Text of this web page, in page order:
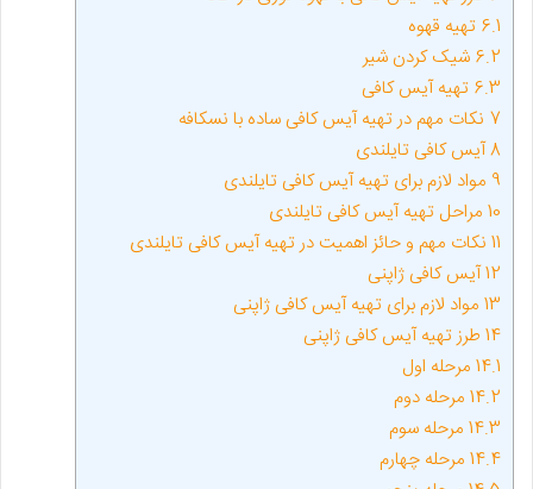
6.1 تهیه قهوه
6.2 شیک کردن شیر
6.3 تهیه آیس کافی
7 نکات مهم در تهیه آیس کافی ساده با نسکافه
8آیس کافی تایلندی
9 مواد لازم برای تهیه آیس کافی تایلندی
10 مراحل تهیه آیس کافی تایلندی
11 نکات مهم و حائز اهمیت در تهیه آیس کافی تایلندی
12آیس کافی ژاپنی
13 مواد لازم برای تهیه آیس کافی ژاپنی
14 طرز تهیه آیس کافی ژاپنی
14.1 مرحله اول
14.2 مرحله دوم
14.3 مرحله سوم
14.4 مرحله چهارم